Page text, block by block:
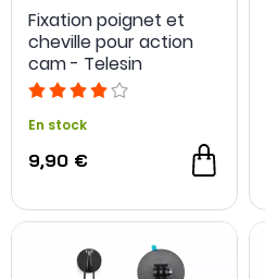
Fixation poignet et
cheville pour action
cam - Telesin
En stock
9,90 €